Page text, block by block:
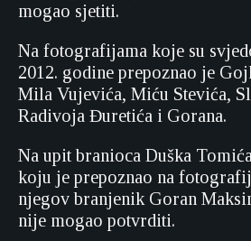
mogao sjetiti.
Na fotografijama koje su
2012. godine prepoznao je
Mila Vujevića, Miću Stevića,
Radivoja Đuretića i Gorana.
Na upit branioca Duška
koju je prepoznao na
njegov branjenik Goran
nije mogao potvrditi.